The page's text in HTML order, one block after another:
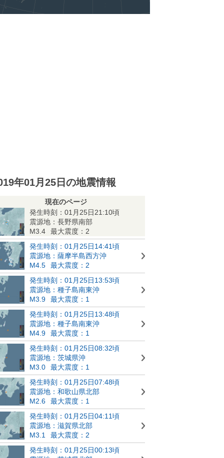
年01月25日の地震情報
現在のページ
発生時刻：01月25日21:10頃
震源地：長野県南部
M3.4
最大震度：2
発生時刻：01月25日14:41頃
震源地：薩摩半島西方沖
M4.5
最大震度：2
発生時刻：01月25日13:53頃
震源地：種子島南東沖
M3.9
最大震度：1
発生時刻：01月25日13:48頃
震源地：種子島南東沖
M4.9
最大震度：1
発生時刻：01月25日08:32頃
震源地：茨城県沖
M3.0
最大震度：1
発生時刻：01月25日07:48頃
震源地：和歌山県北部
M2.6
最大震度：1
発生時刻：01月25日04:11頃
震源地：滋賀県北部
M3.1
最大震度：2
発生時刻：01月25日00:13頃